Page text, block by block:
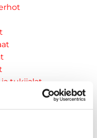
tukijalat
muovia